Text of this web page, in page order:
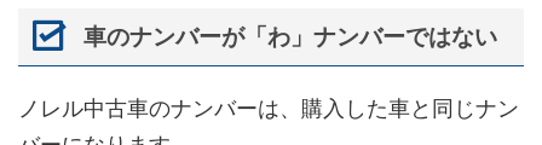
車のナンバーが「わ」ナンバーではない
ノレル中古車のナンバーは、購入した車と同じナン